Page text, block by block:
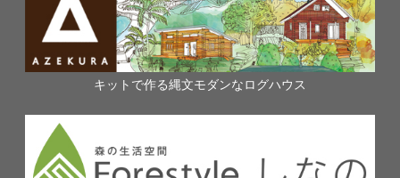
キットで作る縄文モダンなログハウス